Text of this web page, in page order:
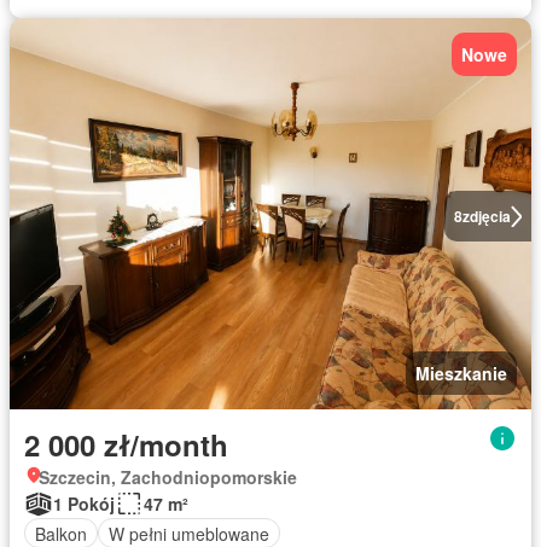
8zdjęcia
Nowe
Mieszkanie
2 000 zł/month
Szczecin, Zachodniopomorskie
1 Pokój
47 m²
Balkon
W pełni umeblowane